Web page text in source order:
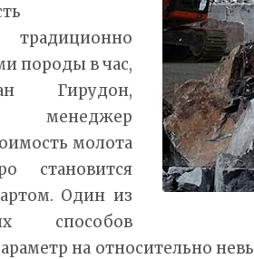
породы в час,
Гирудон,
менеджер
молота
становится
Один из
способов
на относительно